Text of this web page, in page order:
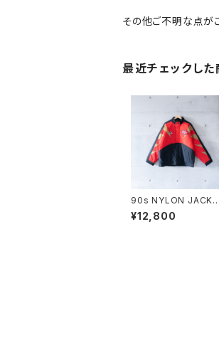
その他ご不明な点が
最近チェックした
90s NYLON JACKE
T (used)
¥12,800